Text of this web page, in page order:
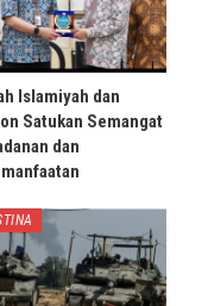
Islamiyah dan
Satukan Semangat
dan